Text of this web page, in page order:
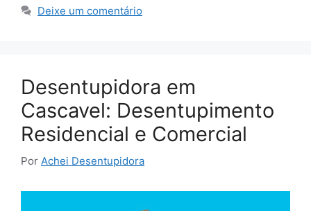
Deixe um comentário
Desentupidora em
Cascavel: Desentupimento
Residencial e Comercial
Por Achei Desentupidora